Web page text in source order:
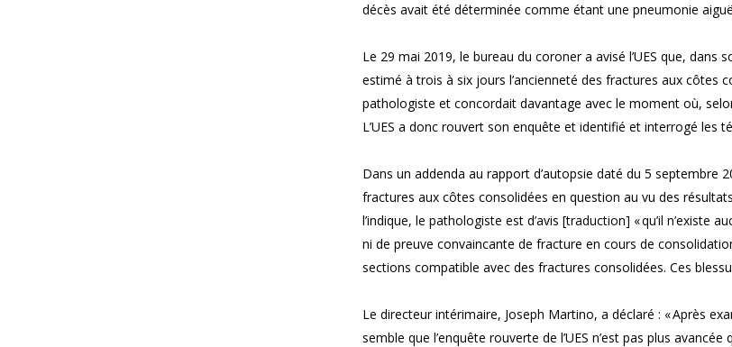
décès avait été déterminée comme étant une pneumonie
Le 29 mai 2019, le bureau du coroner a avisé l’UES que,
estimé à trois à six jours l’ancienneté des fractures aux côtes
pathologiste et concordait davantage avec le moment où,
L’UES a donc rouvert son enquête et identifié et interrogé les
Dans un addenda au rapport d’autopsie daté du 5 septembre
fractures aux côtes consolidées en question au vu des
l’indique, le pathologiste est d’avis [traduction] « qu’il
ni de preuve convaincante de fracture en cours de
sections compatible avec des fractures consolidées. Ces
Le directeur intérimaire, Joseph Martino, a déclaré : « Après
semble que l’enquête rouverte de l’UES n’est pas plus